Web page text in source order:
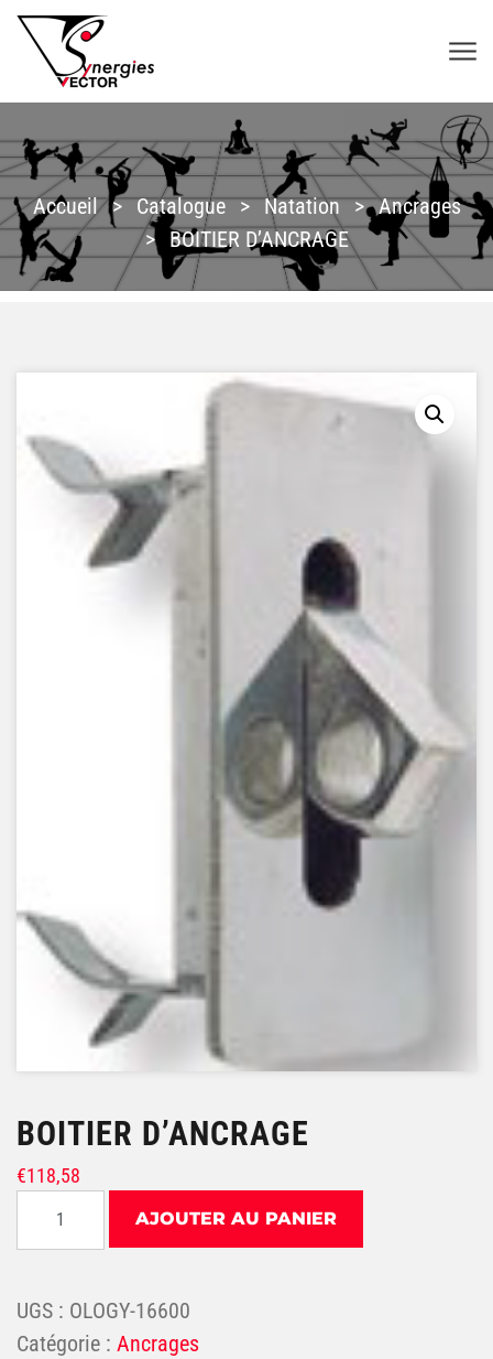
Aller au contenu
SYNERGIES VECTOR
Accueil > Catalogue > Natation > Ancrages
> BOITIER D’ANCRAGE
BOITIER D’ANCRAGE
€118,58
quantité de BOITIER D'ANCRAGE
AJOUTER AU PANIER
UGS : OLOGY-16600
Catégorie : Ancrages